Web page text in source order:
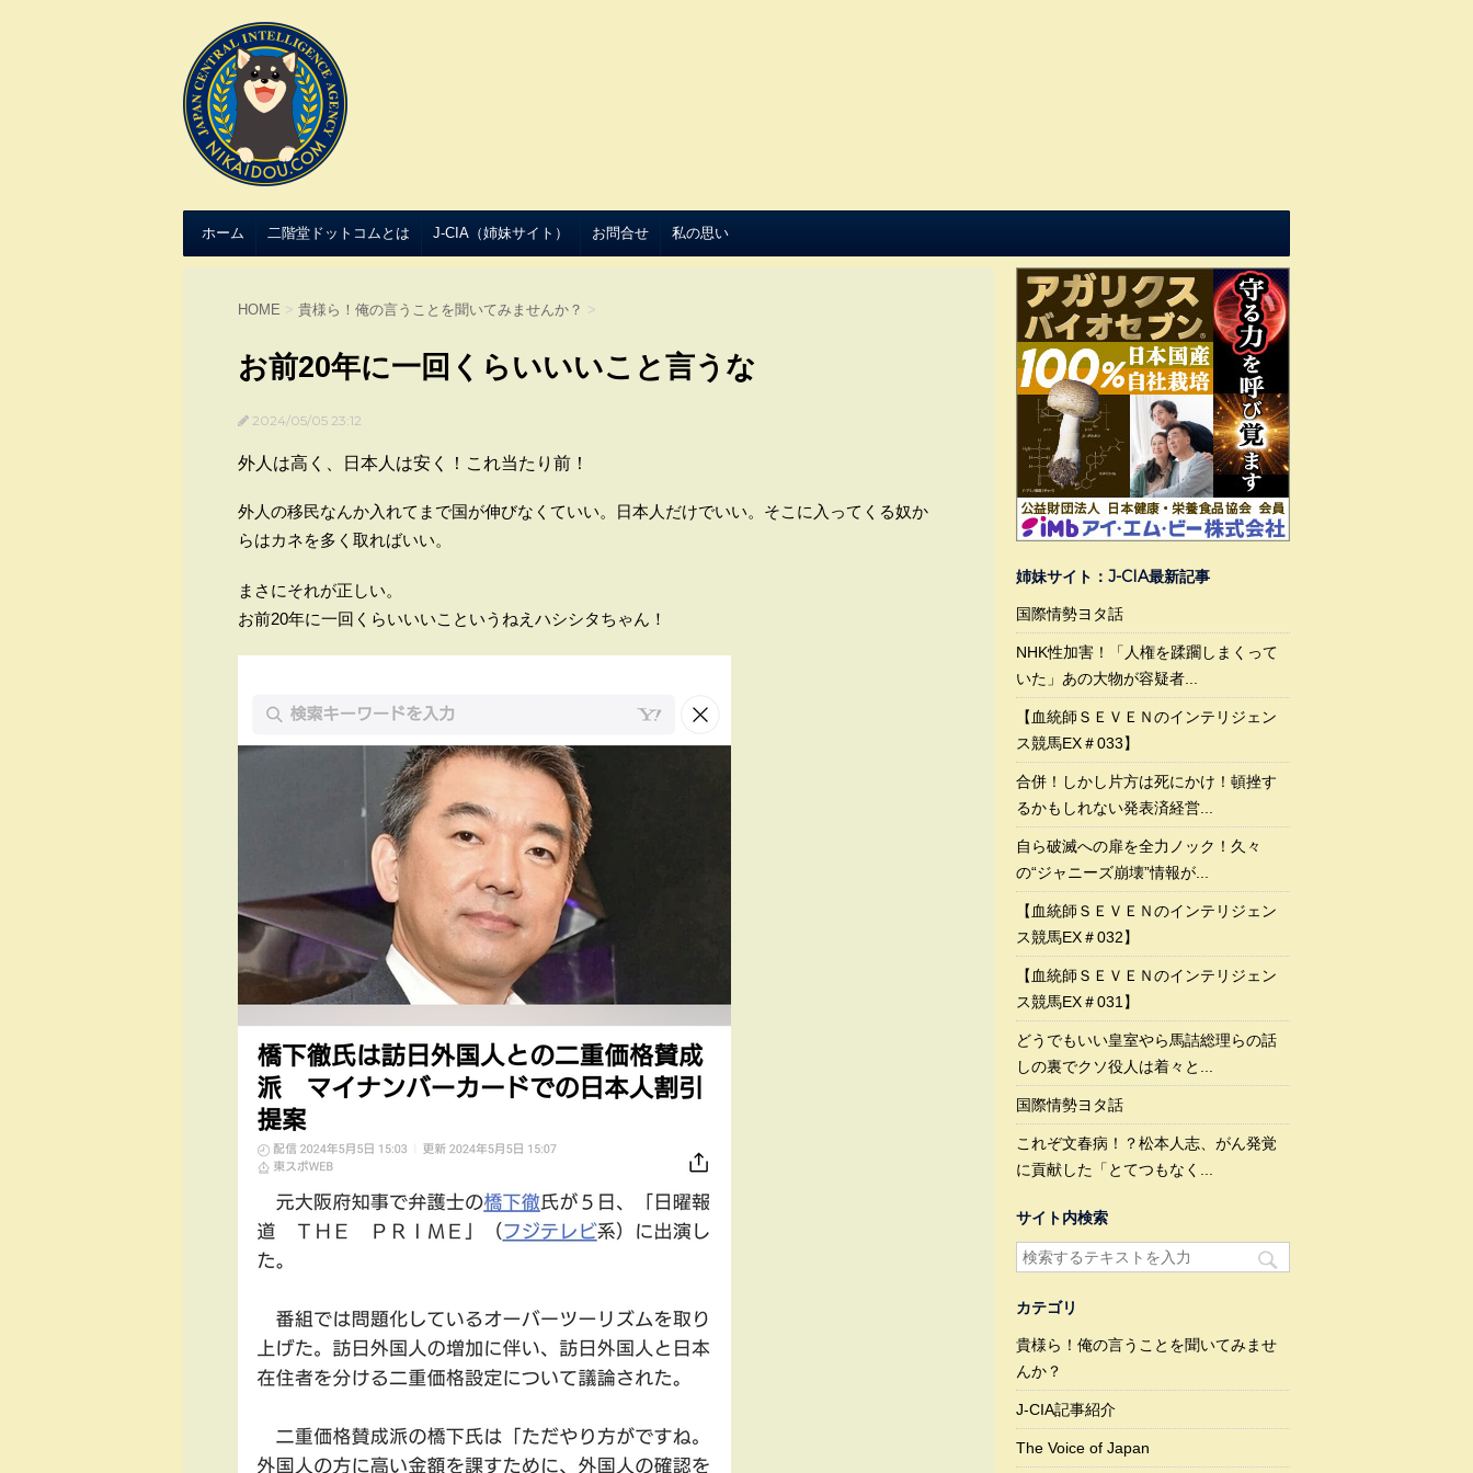
ホーム 二階堂ドットコムとは J-CIA（姉妹サイト） お問合せ 私の思い
HOME > 貴様ら！俺の言うことを聞いてみませんか？ >
お前20年に一回くらいいいこと言うな
2024/05/05 23:12
外人は高く、日本人は安く！これ当たり前！
外人の移民なんか入れてまで国が伸びなくていい。日本人だけでいい。そこに入ってくる奴か
らはカネを多く取ればいい。
まさにそれが正しい。
お前20年に一回くらいいいこというねえハシシタちゃん！
姉妹サイト：J-CIA最新記事
国際情勢ヨタ話
NHK性加害！「人権を蹂躙しまくって
いた」あの大物が容疑者...
【血統師ＳＥＶＥＮのインテリジェン
ス競馬EX＃033】
合併！しかし片方は死にかけ！頓挫す
るかもしれない発表済経営...
自ら破滅への扉を全力ノック！久々
の“ジャニーズ崩壊”情報が...
【血統師ＳＥＶＥＮのインテリジェン
ス競馬EX＃032】
【血統師ＳＥＶＥＮのインテリジェン
ス競馬EX＃031】
どうでもいい皇室やら馬詰総理らの話
しの裏でクソ役人は着々と...
国際情勢ヨタ話
これぞ文春病！？松本人志、がん発覚
に貢献した「とてつもなく...
サイト内検索
カテゴリ
貴様ら！俺の言うことを聞いてみませ
んか？
J-CIA記事紹介
The Voice of Japan